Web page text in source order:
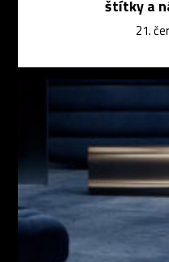
štítky a
21.